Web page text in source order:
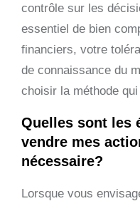
contrôle sur les
essentiel de bien
financiers, votre
de connaissance du
choisir la méthode
Quelles sont les
vendre mes
nécessaire?
Lorsque vous